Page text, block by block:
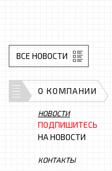
ВСЕ НОВОСТИ
О КОМПАНИИ
НОВОСТИ
ПОДПИШИТЕСЬ
НА НОВОСТИ
КОНТАКТЫ